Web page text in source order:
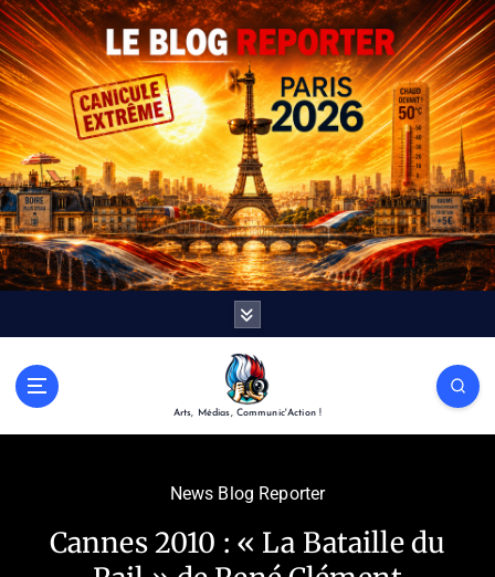
Arts, Médias, Communic'Action !
News Blog Reporter
Cannes 2010 : « La Bataille du